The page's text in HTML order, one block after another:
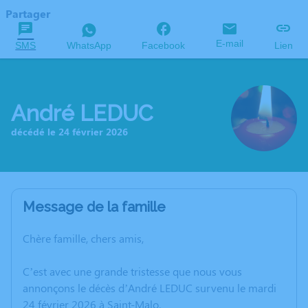
Partager
SMS WhatsApp Facebook E-mail Lien
André LEDUC
décédé le 24 février 2026
Message de la famille
Chère famille, chers amis,
C’est avec une grande tristesse que nous vous
annonçons le décès d’André LEDUC survenu le mardi
24 février 2026 à Saint-Malo.